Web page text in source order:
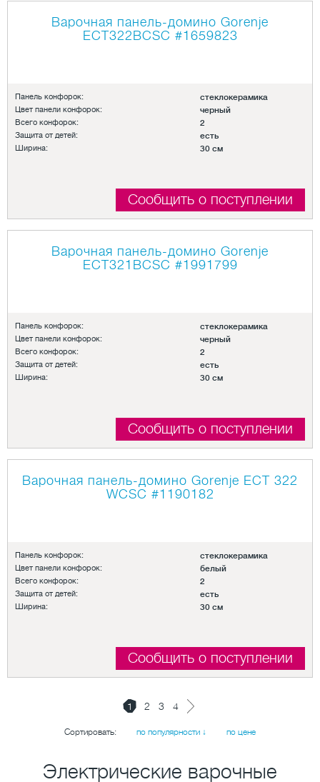
Варочная панель-домино Gorenje
ECT322BCSC #1659823
Панель конфорок: стеклокерамика
Цвет панели конфорок: черный
Всего конфорок: 2
Защита от детей: есть
Ширина: 30 см
Сообщить о поступлении
Варочная панель-домино Gorenje
ECT321BCSC #1991799
Панель конфорок: стеклокерамика
Цвет панели конфорок: черный
Всего конфорок: 2
Защита от детей: есть
Ширина: 30 см
Сообщить о поступлении
Варочная панель-домино Gorenje ECT 322
WCSC #1190182
Панель конфорок: стеклокерамика
Цвет панели конфорок: белый
Всего конфорок: 2
Защита от детей: есть
Ширина: 30 см
Сообщить о поступлении
1 2 3 4
Сортировать: по популярности ↓ по цене
Электрические варочные